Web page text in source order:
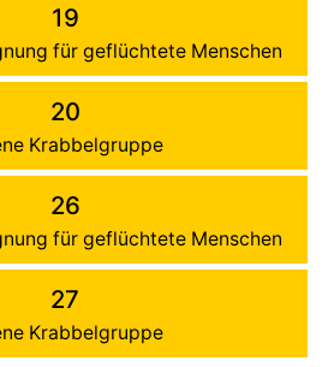
19
für geflüchtete Menschen
20
Krabbelgruppe
26
für geflüchtete Menschen
27
Krabbelgruppe